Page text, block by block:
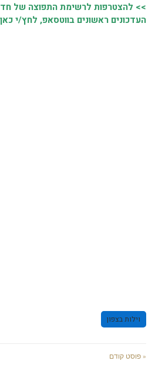
>> להצטרפות לרשימת התפוצה של
העדכונים ראשונים בווטסאפ, לחץ/י
וילות בצפון
« פוסט קודם